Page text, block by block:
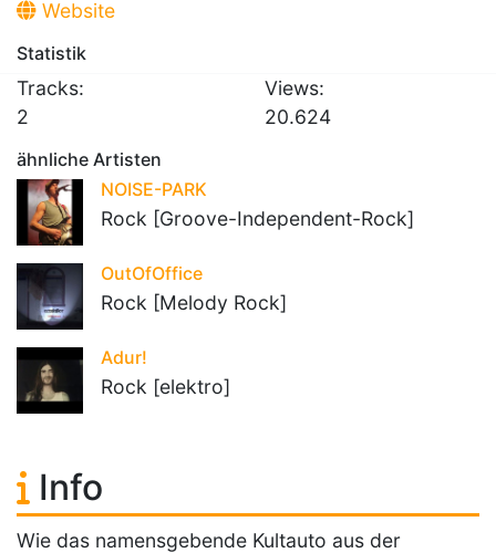
Website
Statistik
Tracks:
2
Views:
20.624
ähnliche Artisten
NOISE-PARK
Rock [Groove-Independent-Rock]
OutOfOffice
Rock [Melody Rock]
Adur!
Rock [elektro]
Info
Wie das namensgebende Kultauto aus der